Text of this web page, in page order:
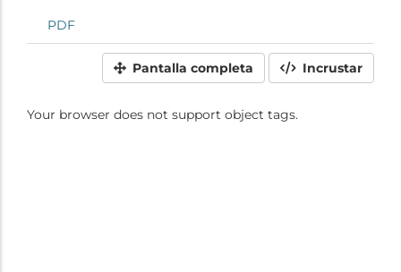
PDF
Pantalla completa Incrustar
Your browser does not support object tags.